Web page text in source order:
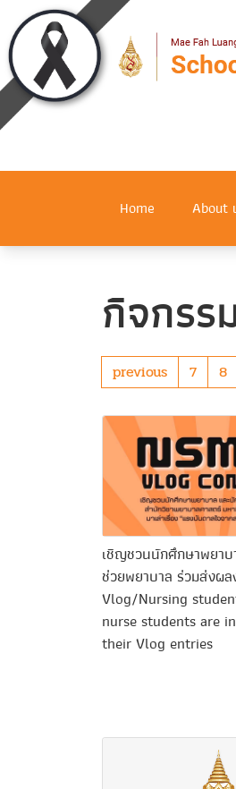
Home About
กิจกร
previous 7 8
เชิญชวนนักศึกษาพยา
ช่วยพยาบาล ร่วมส่งผล
Vlog/Nursing
nurse students are
their Vlog entries